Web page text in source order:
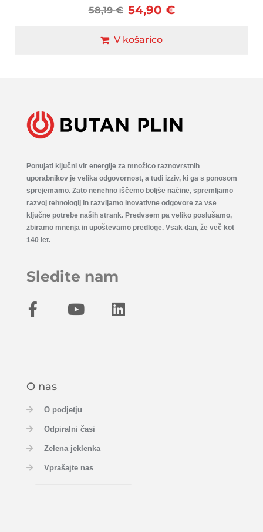
58,19€ 54,90 €
V košarico
Ponujati ključni vir energije za množico raznovrstnih
uporabnikov je velika odgovornost, a tudi izziv, ki ga s ponosom
sprejemamo. Zato nenehno iščemo boljše načine, spremljamo
razvoj tehnologij in razvijamo inovativne odgovore za vse
ključne potrebe naših strank. Predvsem pa veliko poslušamo,
zbiramo mnenja in upoštevamo predloge. Vsak dan, že več kot
140 let.
Sledite nam
O nas
O podjetju
Odpiralni časi
Zelena jeklenka
Vprašajte nas